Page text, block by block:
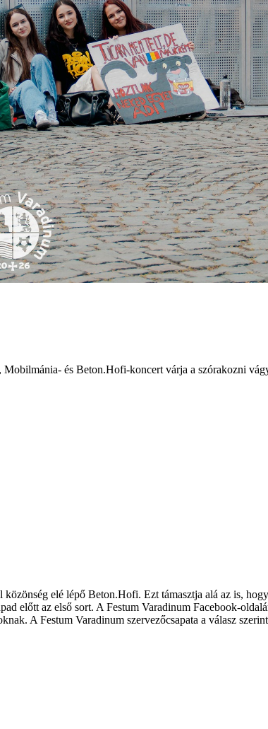
és Beton.Hofi-koncert várja a szórakozni
elé lépő Beton.Hofi. Ezt támasztja alá az is,
előtt az első sort. A Festum Varadinum Facebook-
A Festum Varadinum szervezőcsapata a válasz